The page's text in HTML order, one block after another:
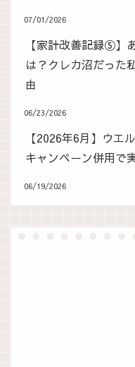
07/01/2026
【家計改善記録⑤】
は？クレカ沼だった
由
06/23/2026
【2026年6月】ウエ
キャンペーン併用で
06/19/2026